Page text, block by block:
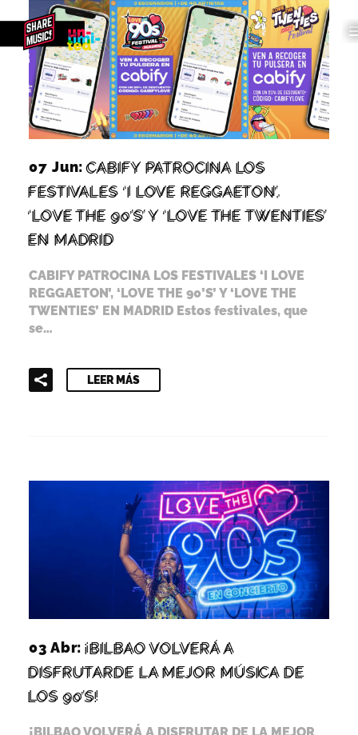
07 Jun:CABIFY PATROCINA LOS
FESTIVALES ‘I LOVE REGGAETON’,
‘LOVE THE 90’S’ Y ‘LOVE THE TWENTIES’
EN MADRID
CABIFY PATROCINA LOS FESTIVALES ‘I LOVE
REGGAETON’, ‘LOVE THE 90’S’ Y ‘LOVE THE
TWENTIES’ EN MADRID Estos festivales, que
se…
LEER MÁS
03 Abr:¡BILBAO VOLVERÁ A
DISFRUTARDE LA MEJOR MÚSICA DE
LOS 90’S!